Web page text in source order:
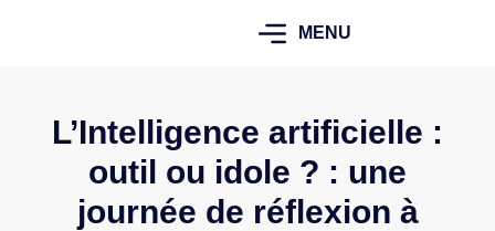
MENU
L’Intelligence artificielle :
outil ou idole ? : une
journée de réflexion à